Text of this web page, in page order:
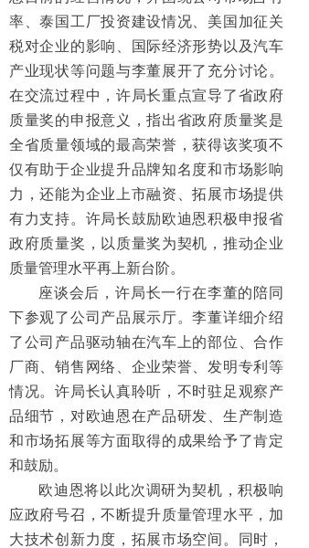
率、泰国工厂投资建设情况、美国加征关
税对企业的影响、国际经济形势以及汽车
产业现状等问题与李董展开了充分讨论。
在交流过程中，许局长重点宣导了省政府
质量奖的申报意义，指出省政府质量奖是
全省质量领域的最高荣誉，获得该奖项不
仅有助于企业提升品牌知名度和市场影响
力，还能为企业上市融资、拓展市场提供
有力支持。许局长鼓励欧迪恩积极申报省
政府质量奖，以质量奖为契机，推动企业
质量管理水平再上新台阶。
座谈会后，许局长一行在李董的陪同
下参观了公司产品展示厅。李董详细介绍
了公司产品驱动轴在汽车上的部位、合作
厂商、销售网络、企业荣誉、发明专利等
情况。许局长认真聆听，不时驻足观察产
品细节，对欧迪恩在产品研发、生产制造
和市场拓展等方面取得的成果给予了肯定
和鼓励。
欧迪恩将以此次调研为契机，积极响
应政府号召，不断提升质量管理水平，加
大技术创新力度，拓展市场空间。同时，